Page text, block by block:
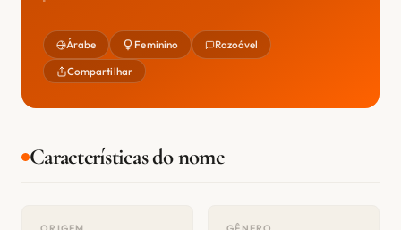
Árabe Feminino Razoável
Compartilhar
Características do nome